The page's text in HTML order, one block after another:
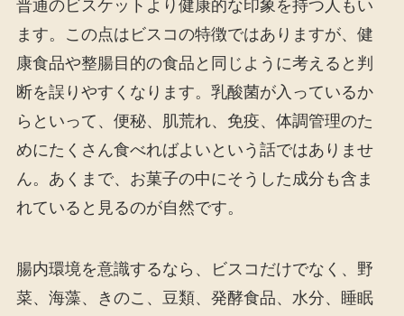
普通のビスケットより健康的な印象を持つ人もい
ます。この点はビスコの特徴ではありますが、健
康食品や整腸目的の食品と同じように考えると判
断を誤りやすくなります。乳酸菌が入っているか
らといって、便秘、肌荒れ、免疫、体調管理のた
めにたくさん食べればよいという話ではありませ
ん。あくまで、お菓子の中にそうした成分も含ま
れていると見るのが自然です。
腸内環境を意識するなら、ビスコだけでなく、野
菜、海藻、きのこ、豆類、発酵食品、水分、睡眠